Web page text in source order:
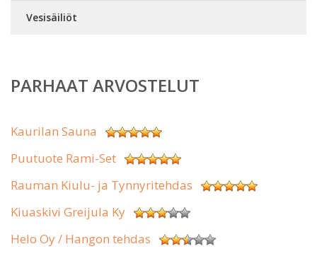
Vesisäiliöt
PARHAAT ARVOSTELUT
Kaurilan Sauna
Puutuote Rami-Set
Rauman Kiulu- ja Tynnyritehdas
Kiuaskivi Greijula Ky
Helo Oy / Hangon tehdas